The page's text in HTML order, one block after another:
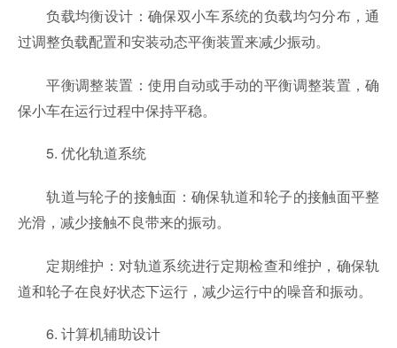
负载均衡设计：确保双小车系统的负载均匀分布，通
过调整负载配置和安装动态平衡装置来减少振动。
平衡调整装置：使用自动或手动的平衡调整装置，确
保小车在运行过程中保持平稳。
5. 优化轨道系统
轨道与轮子的接触面：确保轨道和轮子的接触面平整
光滑，减少接触不良带来的振动。
定期维护：对轨道系统进行定期检查和维护，确保轨
道和轮子在良好状态下运行，减少运行中的噪音和振动。
6. 计算机辅助设计